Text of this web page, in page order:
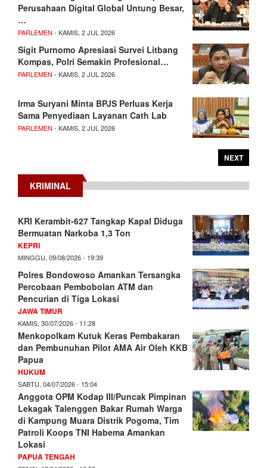
Perusahaan Digital Global Untung Besar,
…
PARLEMEN - KAMIS, 2 JUL 2026
Sigit Purnomo Apresiasi Survei Litbang
Kompas, Polri Semakin Profesional…
PARLEMEN - KAMIS, 2 JUL 2026
Irma Suryani Minta BPJS Perluas Kerja
Sama Penyediaan Layanan Cath Lab
PARLEMEN - KAMIS, 2 JUL 2026
NEXT
KRIMINAL
KRI Kerambit-627 Tangkap Kapal Diduga
Bermuatan Narkoba 1,3 Ton
KEPRI
MINGGU, 09/08/2026 - 19:39
Polres Bondowoso Amankan Tersangka
Percobaan Pembobolan ATM dan
Pencurian di Tiga Lokasi
JAWA TIMUR
KAMIS, 30/07/2026 - 11:28
Menkopolkam Kutuk Keras Pembakaran
dan Pembunuhan Pilot AMA Air Oleh KKB
Papua
HUKUM
SABTU, 04/07/2026 - 15:04
Anggota OPM Kodap III/Puncak Pimpinan
Lekagak Talenggen Bakar Rumah Warga
di Kampung Muara Distrik Pogoma, Tim
Patroli Koops TNI Habema Amankan
Lokasi
PAPUA TENGAH